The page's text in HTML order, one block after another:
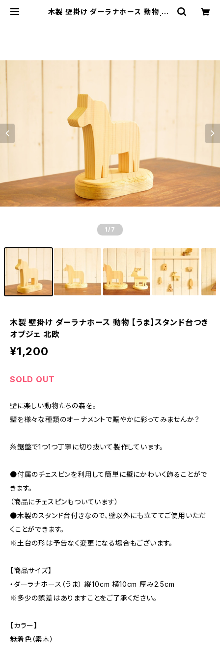
木製 壁掛け ダーラナホース 動物 【う
1 /7
木製 壁掛け ダーラナホース 動物 【うま】スタンド台つき
オブジェ 北欧
¥1,200
SOLD OUT
壁に楽しい動物たちの森を。
壁を様々な種類のオーナメントで賑やかに彩ってみませんか？
糸鋸盤で1つ1つ丁寧に切り抜いて製作しています。
●付属のチェスピンを利用して簡単に壁にかわいく飾ることがで
きます。
（商品にチェスピンもついています）
●木製のスタンド台付きなので、壁以外にも立ててご使用いただ
くことができます。
※土台の形は予告なく変更になる場合もございます。
【商品サイズ】
・ダーラナホース（うま） 縦10cm 横10cm 厚み2.5cm
※多少の誤差はありますことをご了承ください。
【カラー】
無着色（素木）